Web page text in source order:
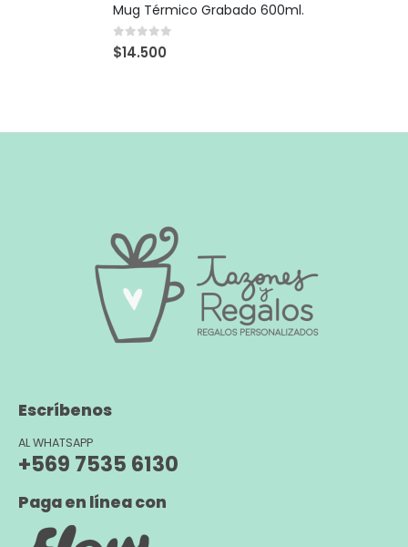
Mug Térmico Grabado 600ml.
0out of 5
$14.500
Escríbenos
AL WHATSAPP
+569 7535 6130
Paga en línea con